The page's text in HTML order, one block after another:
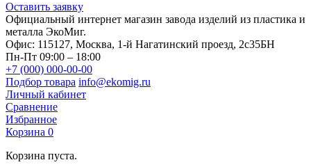
Оставить заявку
Официальный интернет магазин завода изделий из пластика и
металла ЭкоМиг.
Офис: 115127, Москва, 1-й Нагатинский проезд, 2с35БН
Пн-Пт 09:00 – 18:00
+7 (000) 000-00-00
Подбор товара info@ekomig.ru
Личный кабинет
Сравнение
Избранное
Корзина 0
Корзина пуста.